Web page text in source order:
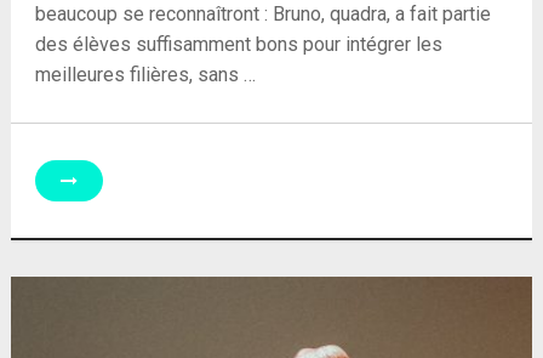
beaucoup se reconnaîtront : Bruno, quadra, a fait partie
des élèves suffisamment bons pour intégrer les
meilleures filières, sans …